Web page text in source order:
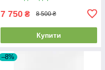
7 750 ₴ 8 500 ₴
Купити
–8%